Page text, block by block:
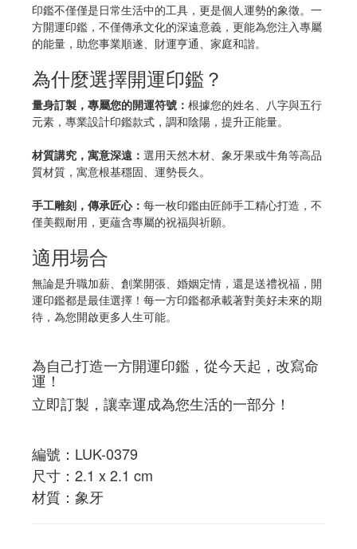
印鑑不僅僅是日常生活中的工具，更是個人運勢的象徵。一
方開運印鑑，不僅傳承文化的深遠意義，更能為您注入專屬
的能量，助您事業順遂、財運亨通、家庭和諧。
為什麼選擇開運印鑑？
量身訂製，專屬您的開運符號： 根據您的姓名、八字與五行
元素，專業設計印鑑款式，調和陰陽，提升正能量。
材質講究，寓意深遠： 選用天然木材、象牙果或牛角等高品
質材質，寓意根基穩固、運勢長久。
手工雕刻，傳承匠心： 每一枚印鑑由匠師手工精心打造，不
僅美觀耐用，更蘊含專屬的祝福與祈願。
適用場合
無論是升職加薪、創業開張、婚姻定情，還是送禮祝福，開
運印鑑都是最佳選擇！每一方印鑑都承載著對美好未來的期
待，為您開啟更多人生可能。
為自己打造一方開運印鑑，從今天起，改寫命
運！
立即訂製，讓幸運成為您生活的一部分！
編號：LUK-0379
尺寸：2.1 x 2.1 cm
材質：象牙